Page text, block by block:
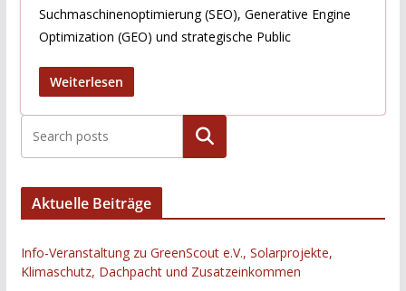
Suchmaschinenoptimierung (SEO), Generative Engine
Optimization (GEO) und strategische Public
Weiterlesen
Suchen
Aktuelle Beiträge
Info-Veranstaltung zu GreenScout e.V., Solarprojekte,
Klimaschutz, Dachpacht und Zusatzeinkommen